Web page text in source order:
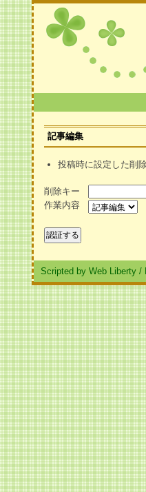
記事編集
投稿時に設定した削
削除キー
作業内容
Scripted by Web Liberty /